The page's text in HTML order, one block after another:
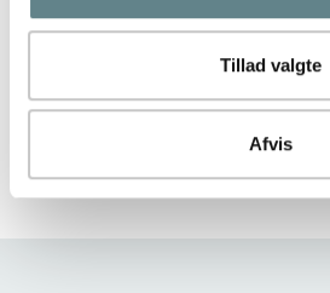
Tillad valgte
Afvis